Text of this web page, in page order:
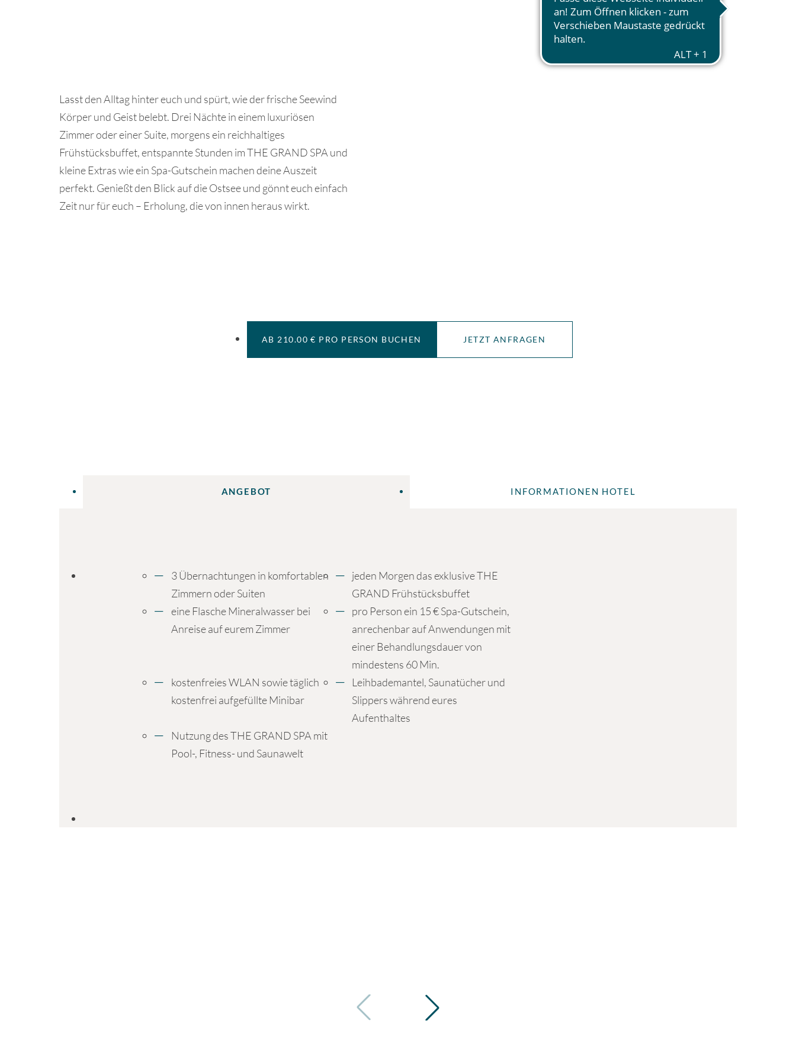
Lasst den Alltag hinter euch und spürt, wie der frische Seewind
Körper und Geist belebt. Drei Nächte in einem luxuriösen
Zimmer oder einer Suite, morgens ein reichhaltiges
Frühstücksbuffet, entspannte Stunden im THE GRAND SPA und
kleine Extras wie ein Spa-Gutschein machen deine Auszeit
perfekt. Genießt den Blick auf die Ostsee und gönnt euch einfach
Zeit nur für euch – Erholung, die von innen heraus wirkt.
AB 210.00 € PRO PERSON BUCHEN JETZT ANFRAGEN
ANGEBOT INFORMATIONEN HOTEL
3 Übernachtungen in komfortablen
Zimmern oder Suiten
jeden Morgen das exklusive THE
GRAND Frühstücksbuffet
eine Flasche Mineralwasser bei
Anreise auf eurem Zimmer
pro Person ein 15 € Spa-Gutschein,
anrechenbar auf Anwendungen mit
einer Behandlungsdauer von
mindestens 60 Min.
kostenfreies WLAN sowie täglich
kostenfrei aufgefüllte Minibar
Leihbademantel, Saunatücher und
Slippers während eures
Aufenthaltes
Nutzung des THE GRAND SPA mit
Pool-, Fitness- und Saunawelt